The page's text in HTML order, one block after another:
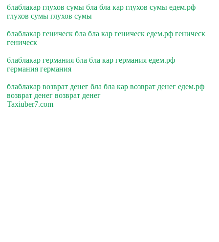
блаблакар глухов сумы бла бла кар глухов сумы едем.рф
глухов сумы глухов сумы
блаблакар геническ бла бла кар геническ едем.рф геническ
геническ
блаблакар германия бла бла кар германия едем.рф
германия германия
блаблакар возврат денег бла бла кар возврат денег едем.рф
возврат денег возврат денег
Taxiuber7.com